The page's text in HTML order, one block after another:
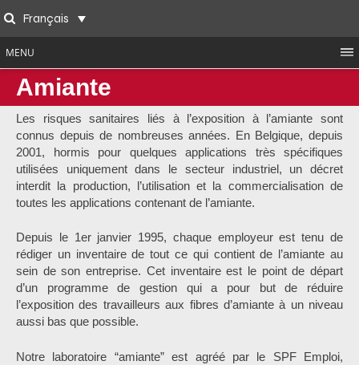
to
content
SearchFrançais
MENU
Amiante
Les risques sanitaires liés à l’exposition à l’amiante sont
connus depuis de nombreuses années. En Belgique, depuis
2001, hormis pour quelques applications très spécifiques
utilisées uniquement dans le secteur industriel, un décret
interdit la production, l’utilisation et la commercialisation de
toutes les applications contenant de l’amiante.
Depuis le 1er janvier 1995, chaque employeur est tenu de
rédiger un inventaire de tout ce qui contient de l’amiante au
sein de son entreprise. Cet inventaire est le point de départ
d’un programme de gestion qui a pour but de réduire
l’exposition des travailleurs aux fibres d’amiante à un niveau
aussi bas que possible.
Notre laboratoire “amiante” est agréé par le SPF Emploi,